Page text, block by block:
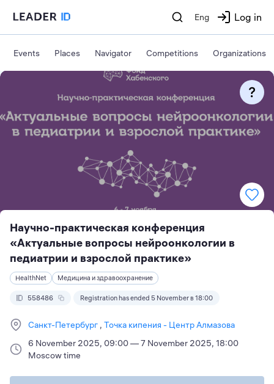
Eng Log in
Events Places Navigator Competitions Organizations
Научно-практическая конференция
«Актуальные вопросы нейроонкологии в
педиатрии и взрослой практике»
HealthNet Медицина и здравоохранение
558486 Registration has ended 5 November в 18:00
Санкт-Петербург Точка кипения - Центр Алмазова
6 November 2025, 09:00 — 7 November 2025, 18:00
Moscow time